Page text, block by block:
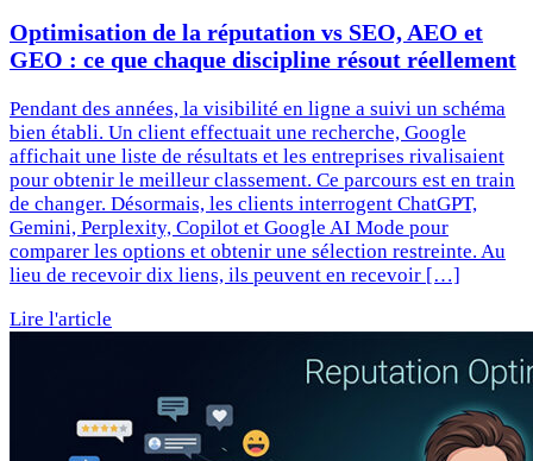
Optimisation de la réputation vs SEO, AEO et
GEO : ce que chaque discipline résout réellement
Pendant des années, la visibilité en ligne a suivi un schéma
bien établi. Un client effectuait une recherche, Google
affichait une liste de résultats et les entreprises rivalisaient
pour obtenir le meilleur classement. Ce parcours est en train
de changer. Désormais, les clients interrogent ChatGPT,
Gemini, Perplexity, Copilot et Google AI Mode pour
comparer les options et obtenir une sélection restreinte. Au
lieu de recevoir dix liens, ils peuvent en recevoir […]
Lire l'article